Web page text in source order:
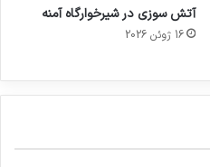
آتش سوزی در شیرخوارگاه آمنه
16 ژوئن 2026